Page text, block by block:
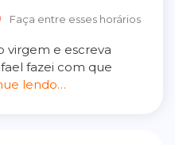
Faça entre esses horários
virgem e escreva
fazei com que
lendo…